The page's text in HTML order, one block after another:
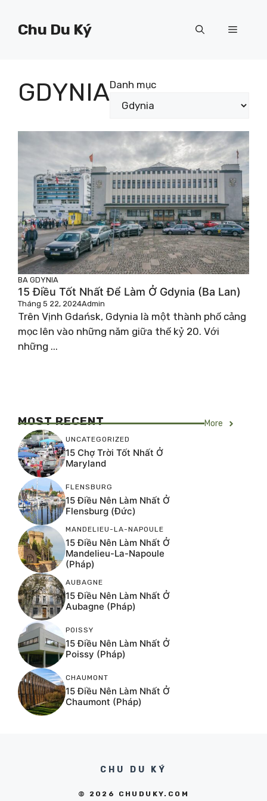
Chu Du Ký Menu
GDYNIADanh mục
BA GDYNIA
15 Điều Tốt Nhất Để Làm Ở Gdynia (Ba Lan)
Tháng 5 22, 2024Admin
Trên Vịnh Gdańsk, Gdynia là một thành phố cảng
mọc lên vào những năm giữa thế kỷ 20. Với
những ...
MOST RECENT More
UNCATEGORIZED
15 Chợ Trời Tốt Nhất Ở
Maryland
FLENSBURG
15 Điều Nên Làm Nhất Ở
Flensburg (Đức)
MANDELIEU-LA-NAPOULE
15 Điều Nên Làm Nhất Ở
Mandelieu-La-Napoule
(Pháp)
AUBAGNE
15 Điều Nên Làm Nhất Ở
Aubagne (Pháp)
POISSY
15 Điều Nên Làm Nhất Ở
Poissy (Pháp)
CHAUMONT
15 Điều Nên Làm Nhất Ở
Chaumont (Pháp)
CHU DU KÝ
© 2026 CHUDUKY.COM